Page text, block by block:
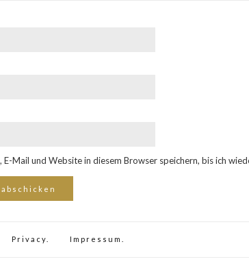
E-Mail und Website in diesem Browser speichern, bis ich
Privacy. Impressum.